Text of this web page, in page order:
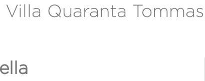
Quaranta